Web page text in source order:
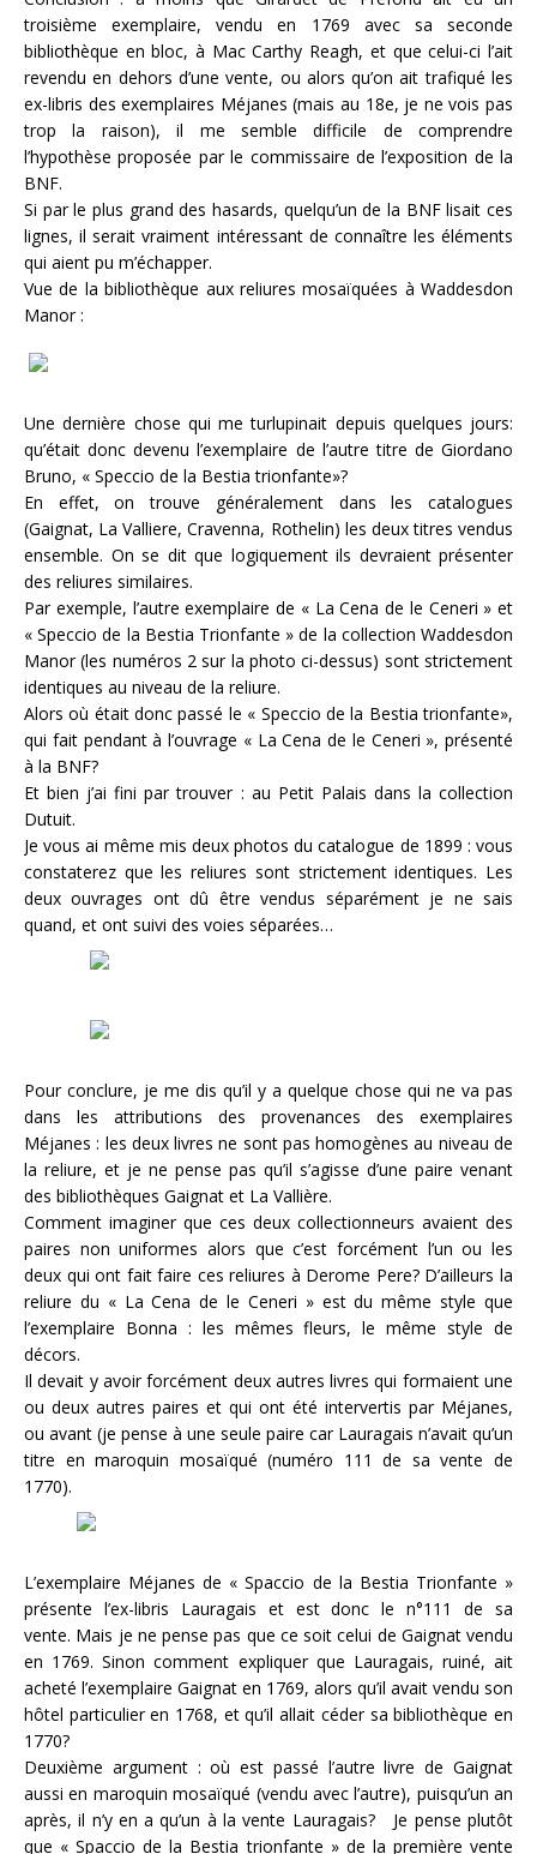
troisième exemplaire, vendu en 1769 avec sa seconde
bibliothèque en bloc, à Mac Carthy Reagh, et que celui-ci l’ait
revendu en dehors d’une vente, ou alors qu’on ait trafiqué les
ex-libris des exemplaires Méjanes (mais au 18e, je ne vois pas
trop la raison), il me semble difficile de comprendre
l’hypothèse proposée par le commissaire de l’exposition de la
BNF.
Si par le plus grand des hasards, quelqu’un de la BNF lisait ces
lignes, il serait vraiment intéressant de connaître les éléments
qui aient pu m’échapper.
Vue de la bibliothèque aux reliures mosaïquées à Waddesdon
Manor :
Une dernière chose qui me turlupinait depuis quelques jours:
qu’était donc devenu l’exemplaire de l’autre titre de Giordano
Bruno, « Speccio de la Bestia trionfante»?
En effet, on trouve généralement dans les catalogues
(Gaignat, La Valliere, Cravenna, Rothelin) les deux titres vendus
ensemble. On se dit que logiquement ils devraient présenter
des reliures similaires.
Par exemple, l’autre exemplaire de « La Cena de le Ceneri » et
« Speccio de la Bestia Trionfante » de la collection Waddesdon
Manor (les numéros 2 sur la photo ci-dessus) sont strictement
identiques au niveau de la reliure.
Alors où était donc passé le « Speccio de la Bestia trionfante»,
qui fait pendant à l’ouvrage « La Cena de le Ceneri », présenté
à la BNF?
Et bien j’ai fini par trouver : au Petit Palais dans la collection
Dutuit.
Je vous ai même mis deux photos du catalogue de 1899 : vous
constaterez que les reliures sont strictement identiques. Les
deux ouvrages ont dû être vendus séparément je ne sais
quand, et ont suivi des voies séparées…
Pour conclure, je me dis qu’il y a quelque chose qui ne va pas
dans les attributions des provenances des exemplaires
Méjanes : les deux livres ne sont pas homogènes au niveau de
la reliure, et je ne pense pas qu’il s’agisse d’une paire venant
des bibliothèques Gaignat et La Vallière.
Comment imaginer que ces deux collectionneurs avaient des
paires non uniformes alors que c’est forcément l’un ou les
deux qui ont fait faire ces reliures à Derome Pere? D’ailleurs la
reliure du « La Cena de le Ceneri » est du même style que
l’exemplaire Bonna : les mêmes fleurs, le même style de
décors.
Il devait y avoir forcément deux autres livres qui formaient une
ou deux autres paires et qui ont été intervertis par Méjanes,
ou avant (je pense à une seule paire car Lauragais n’avait qu’un
titre en maroquin mosaïqué (numéro 111 de sa vente de
1770).
L’exemplaire Méjanes de « Spaccio de la Bestia Trionfante »
présente l’ex-libris Lauragais et est donc le n°111 de sa
vente. Mais je ne pense pas que ce soit celui de Gaignat vendu
en 1769. Sinon comment expliquer que Lauragais, ruiné, ait
acheté l’exemplaire Gaignat en 1769, alors qu’il avait vendu son
hôtel particulier en 1768, et qu’il allait céder sa bibliothèque en
1770?
Deuxième argument : où est passé l’autre livre de Gaignat
aussi en maroquin mosaïqué (vendu avec l’autre), puisqu’un an
après, il n’y en a qu’un à la vente Lauragais? Je pense plutôt
que « Spaccio de la Bestia trionfante » de la première vente